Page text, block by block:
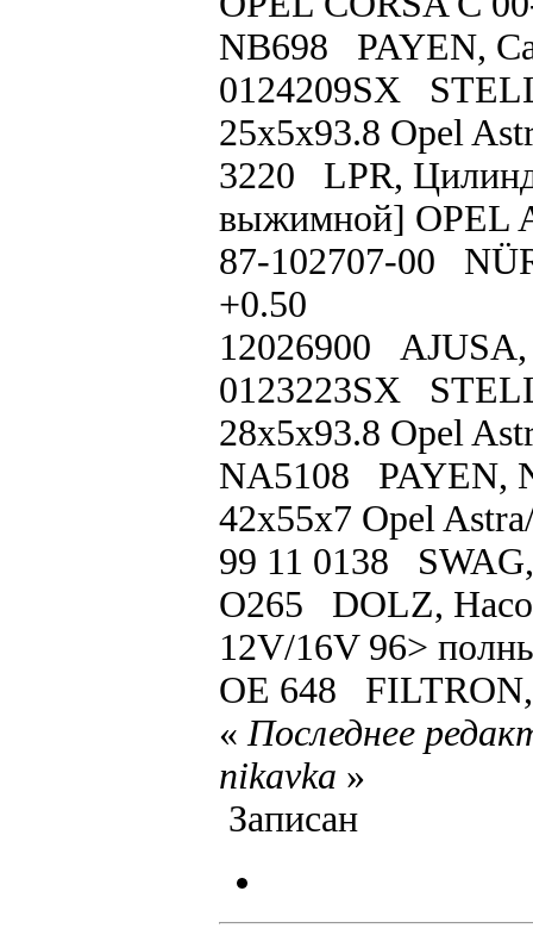
NB698 PAYEN,
0124209SX
25x5x93.8 Opel
3220 LPR,
выжимной] OPEL
87-102707-00
+0.50
12026900
0123223SX
28x5x93.8 Opel
NA5108 PAYEN,
42x55x7 Opel
99 11 0138
O265 DOLZ,
12V/16V 96>
OE 648
«Последнее
nikavka »
Записан